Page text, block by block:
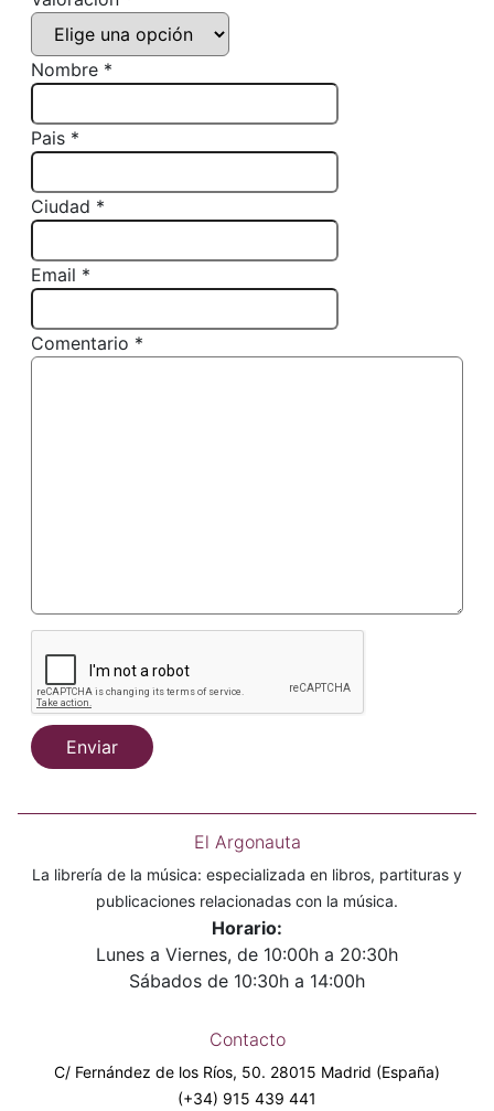
Nombre *
Pais *
Ciudad *
Email *
Comentario *
Enviar
El Argonauta
La librería de la música: especializada en libros, partituras y
publicaciones relacionadas con la música.
Horario:
Lunes a Viernes, de 10:00h a 20:30h
Sábados de 10:30h a 14:00h
Contacto
C/ Fernández de los Ríos, 50. 28015 Madrid (España)
(+34) 915 439 441